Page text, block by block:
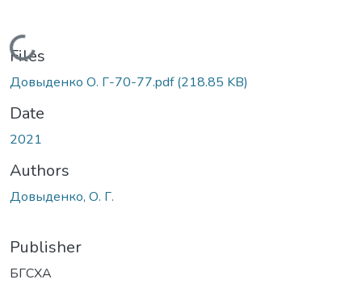
Loading...
Files
Довыденко О. Г-70-77.pdf(218.85 KB)
Date
2021
Authors
Довыденко, О. Г.
Publisher
БГСХА